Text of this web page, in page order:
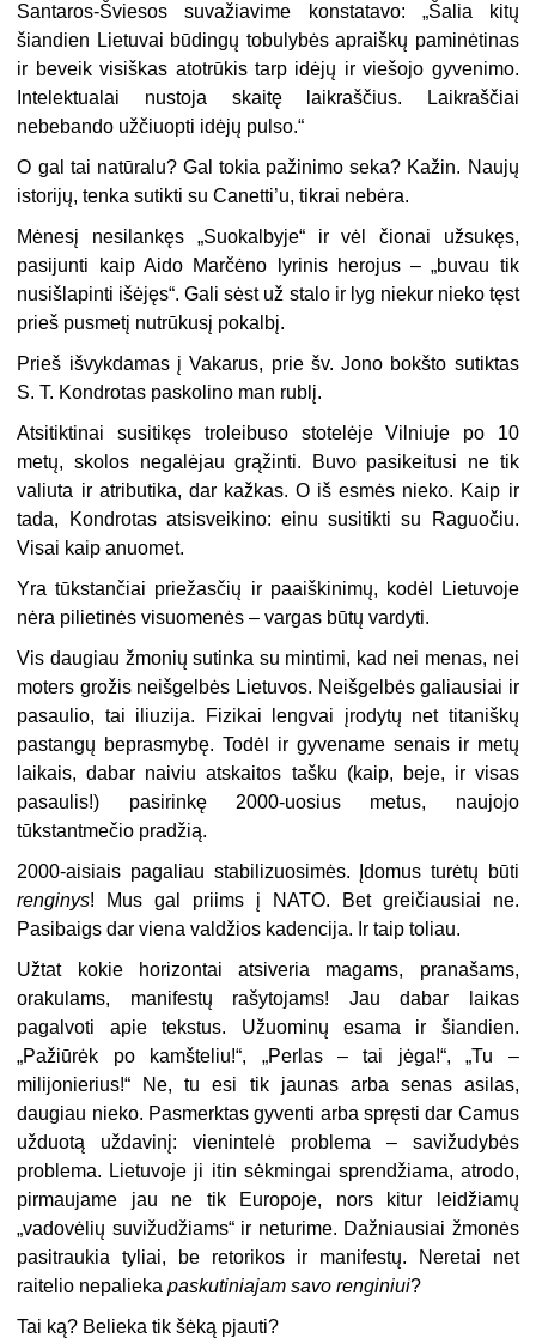
Santaros-Šviesos suvažiavime konstatavo: „Šalia kitų
šiandien Lietuvai būdingų tobulybės ap­raiškų paminėtinas
ir beveik visiškas atotrūkis tarp idėjų ir viešojo gyvenimo.
Intelektualai nustoja skaitę laikraščius. Laikraščiai
nebebando užčiuop­ti idėjų pulso.“
O gal tai natūralu? Gal tokia pažinimo seka? Kažin. Naujų
istorijų, tenka sutikti su Canetti’u, tikrai nebėra.
Mėnesį nesilankęs „Suokalbyje“ ir vėl čionai užsukęs,
pasijunti kaip Aido Marčėno lyrinis herojus – „buvau tik
nusišlapinti išėjęs“. Gali sėst už stalo ir lyg niekur nieko tęst
prieš pusmetį nutrūkusį pokalbį.
Prieš išvykdamas į Vakarus, prie šv. Jono bokšto sutiktas
S. T. Kondrotas paskolino man rublį.
Atsitiktinai susitikęs troleibuso stotelėje Vilniuje po 10
metų, skolos negalėjau grąžinti. Buvo pasikeitusi ne tik
valiuta ir atributika, dar kažkas. O iš esmės nieko. Kaip ir
tada, Kondrotas atsisveikino: einu susitikti su Raguočiu.
Visai kaip anuomet.
Yra tūkstančiai priežasčių ir paaiškinimų, kodėl Lietuvoje
nėra pilietinės visuomenės – vargas būtų vardyti.
Vis daugiau žmonių sutinka su mintimi, kad nei menas, nei
moters grožis neišgelbės Lietuvos. Neišgelbės galiausiai ir
pasaulio, tai iliuzija. Fizi­kai lengvai įrodytų net titaniškų
pastangų beprasmybę. Todėl ir gyvename se­nais ir metų
laikais, dabar naiviu atskaitos tašku (kaip, beje, ir visas
pasau­lis!) pasirinkę 2000-uosius metus, naujojo
tūkstantmečio pradžią.
2000-aisiais pagaliau stabilizuosimės. Įdomus turėtų būti
renginys! Mus gal priims į NATO. Bet greičiausiai ne.
Pasibaigs dar viena valdžios kadenci­ja. Ir taip toliau.
Užtat kokie horizontai atsiveria magams, pranašams,
orakulams, mani­festų rašytojams! Jau dabar laikas
pagalvoti apie tekstus. Užuominų esama ir šiandien.
„Pažiūrėk po kamšteliu!“, „Perlas – tai jėga!“, „Tu –
milijonie­rius!“ Ne, tu esi tik jaunas arba senas asilas,
daugiau nieko. Pasmerktas gy­venti arba spręsti dar Camus
užduotą uždavinį: vienintelė problema – savižudybės
problema. Lietuvoje ji itin sėkmingai sprendžiama, atrodo,
pirmau­jame jau ne tik Europoje, nors kitur leidžiamų
„vadovėlių suvižudžiams“ ir neturime. Dažniausiai žmonės
pasitraukia tyliai, be retorikos ir manifestų. Neretai net
raitelio nepaliekapaskutiniajam savo renginiui?
Tai ką? Belieka tik šėką pjauti?